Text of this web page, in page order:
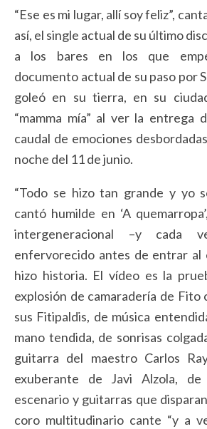
“Ese es mi lugar, allí soy feliz”,
así, el single actual de su último
a los bares en los que
documento actual de su paso por
goleó en su tierra, en su
“mamma mía” al ver la entrega
caudal de emociones
noche del 11 de junio.
“Todo se hizo tan grande y yo
cantó humilde en ‘A
intergeneracional –y cada
enfervorecido antes de entrar al
hizo historia. El vídeo es la
explosión de camaradería de Fito
sus Fitipaldis, de música
mano tendida, de sonrisas
guitarra del maestro Carlos
exuberante de Javi Alzola,
escenario y guitarras que
coro multitudinario cante “y a